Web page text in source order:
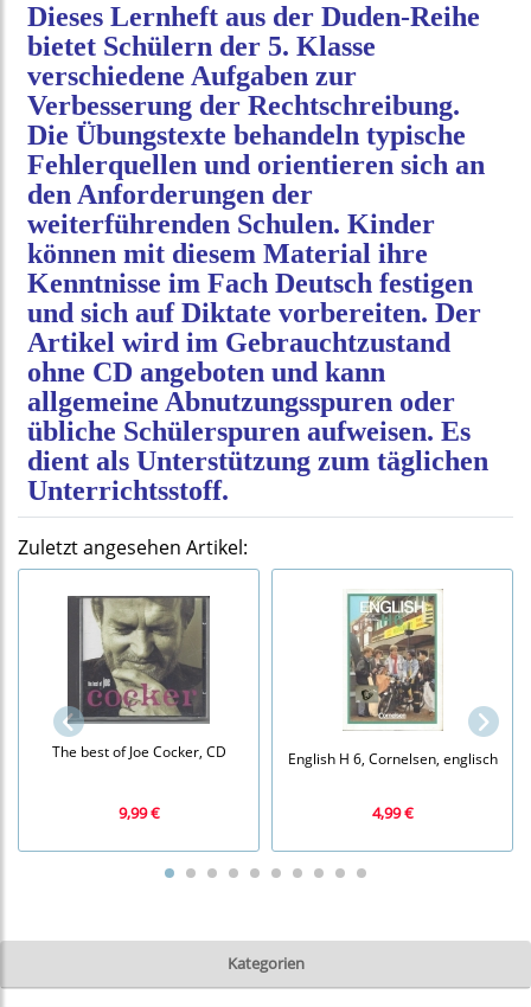
Kategorien
Dieses Lernheft aus der Duden-Reihe
bietet Schülern der 5. Klasse
verschiedene Aufgaben zur
Verbesserung der Rechtschreibung.
Die Übungstexte behandeln typische
Fehlerquellen und orientieren sich an
den Anforderungen der
weiterführenden Schulen. Kinder
können mit diesem Material ihre
Kenntnisse im Fach Deutsch festigen
und sich auf Diktate vorbereiten. Der
Artikel wird im Gebrauchtzustand
ohne CD angeboten und kann
allgemeine Abnutzungsspuren oder
übliche Schülerspuren aufweisen. Es
dient als Unterstützung zum täglichen
Unterrichtsstoff.
Zuletzt angesehen Artikel:
The best of Joe Cocker, CD
9,99 €
English H 6, Cornelsen, englisch
4,99 €